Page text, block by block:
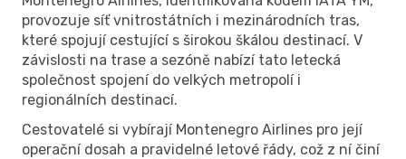
provozuje síť vnitrostátních i mezinárodních tras,
které spojují cestující s širokou škálou destinací. V
závislosti na trase a sezóně nabízí tato letecká
společnost spojení do velkých metropolí i
regionálních destinací.
Cestovatelé si vybírají Montenegro Airlines pro její
operační dosah a pravidelné letové řády, což z ní činí